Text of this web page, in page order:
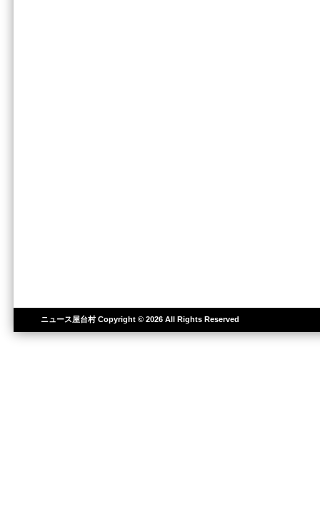
ニュース屋台村Copyright © 2026 All Rights Reserved